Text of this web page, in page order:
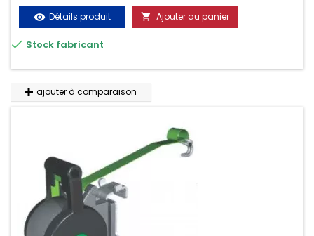
visibility Détails produit  Ajouter au panier
 Stock fabricant
ajouter à comparaison